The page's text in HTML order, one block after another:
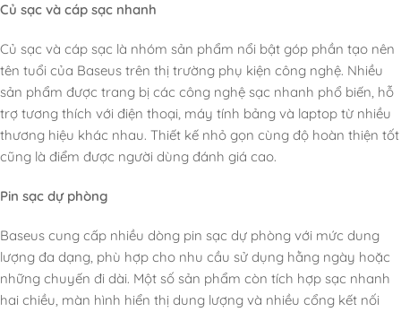
Củ sạc và cáp sạc nhanh
Củ sạc và cáp sạc là nhóm sản phẩm nổi bật góp phần tạo nên
tên tuổi của Baseus trên thị trường phụ kiện công nghệ. Nhiều
sản phẩm được trang bị các công nghệ sạc nhanh phổ biến, hỗ
trợ tương thích với điện thoại, máy tính bảng và laptop từ nhiều
thương hiệu khác nhau. Thiết kế nhỏ gọn cùng độ hoàn thiện tốt
cũng là điểm được người dùng đánh giá cao.
Pin sạc dự phòng
Baseus cung cấp nhiều dòng pin sạc dự phòng với mức dung
lượng đa dạng, phù hợp cho nhu cầu sử dụng hằng ngày hoặc
những chuyến đi dài. Một số sản phẩm còn tích hợp sạc nhanh
hai chiều, màn hình hiển thị dung lượng và nhiều cổng kết nối